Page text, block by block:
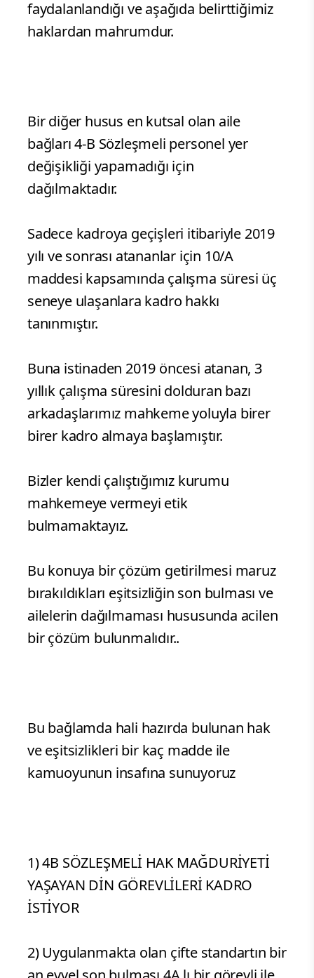
faydalanlandığı ve aşağıda belirttiğimiz
haklardan mahrumdur.
Bir diğer husus en kutsal olan aile
bağları 4-B Sözleşmeli personel yer
değişikliği yapamadığı için
dağılmaktadır.
Sadece kadroya geçişleri itibariyle 2019
yılı ve sonrası atananlar için 10/A
maddesi kapsamında çalışma süresi üç
seneye ulaşanlara kadro hakkı
tanınmıştır.
Buna istinaden 2019 öncesi atanan, 3
yıllık çalışma süresini dolduran bazı
arkadaşlarımız mahkeme yoluyla birer
birer kadro almaya başlamıştır.
Bizler kendi çalıştığımız kurumu
mahkemeye vermeyi etik
bulmamaktayız.
Bu konuya bir çözüm getirilmesi maruz
bırakıldıkları eşitsizliğin son bulması ve
ailelerin dağılmaması hususunda acilen
bir çözüm bulunmalıdır..
Bu bağlamda hali hazırda bulunan hak
ve eşitsizlikleri bir kaç madde ile
kamuoyunun insafına sunuyoruz
1) 4B SÖZLEŞMELİ HAK MAĞDURİYETİ
YAŞAYAN DİN GÖREVLİLERİ KADRO
İSTİYOR
2) Uygulanmakta olan çifte standartın bir